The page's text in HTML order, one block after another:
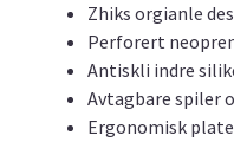
Zhiks orgianle
Perforert
Antiskli indre
Avtagbare spiler
Ergonomisk